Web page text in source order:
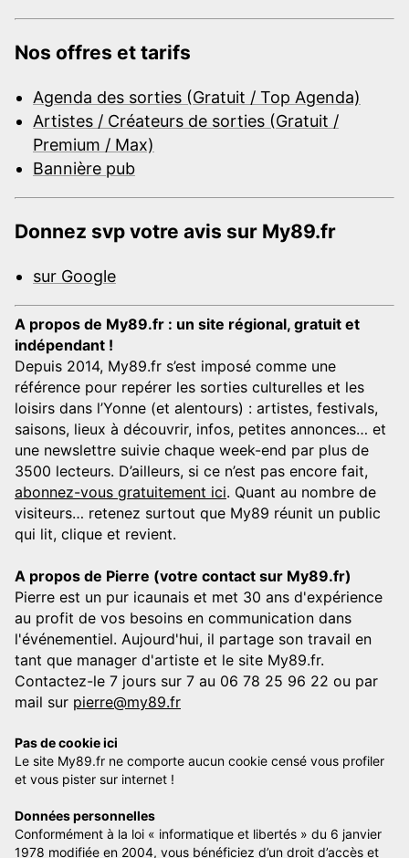
Nos offres et tarifs
Agenda des sorties (Gratuit / Top Agenda)
Artistes / Créateurs de sorties (Gratuit /
Premium / Max)
Bannière pub
Donnez svp votre avis sur My89.fr
sur Google
A propos de My89.fr : un site régional, gratuit et
indépendant !
Depuis 2014, My89.fr s’est imposé comme une
référence pour repérer les sorties culturelles et les
loisirs dans l’Yonne (et alentours) : artistes, festivals,
saisons, lieux à découvrir, infos, petites annonces… et
une newslettre suivie chaque week-end par plus de
3500 lecteurs. D’ailleurs, si ce n’est pas encore fait,
abonnez-vous gratuitement ici. Quant au nombre de
visiteurs… retenez surtout que My89 réunit un public
qui lit, clique et revient.
A propos de Pierre (votre contact sur My89.fr)
Pierre est un pur icaunais et met 30 ans d'expérience
au profit de vos besoins en communication dans
l'événementiel. Aujourd'hui, il partage son travail en
tant que manager d'artiste et le site My89.fr.
Contactez-le 7 jours sur 7 au 06 78 25 96 22 ou par
mail sur pierre@my89.fr
Pas de cookie ici
Le site My89.fr ne comporte aucun cookie censé vous profiler
et vous pister sur internet !
Données personnelles
Conformément à la loi « informatique et libertés » du 6 janvier
1978 modifiée en 2004, vous bénéficiez d’un droit d’accès et